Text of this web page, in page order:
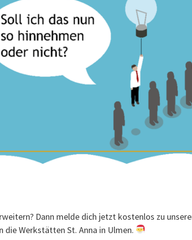
Dann melde dich jetzt kostenlos zu
die Werkstätten St. Anna in Ulmen.